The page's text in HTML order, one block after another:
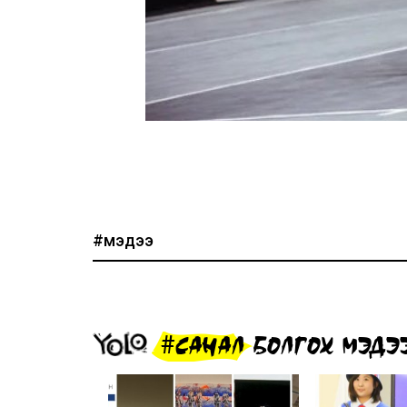
#мэдээ
#САНАЛ БОЛГОХ